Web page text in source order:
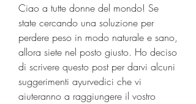
Ciao a tutte donne del mondo! Se
state cercando una soluzione per
perdere peso in modo naturale e sano,
allora siete nel posto giusto. Ho deciso
di scrivere questo post per darvi alcuni
suggerimenti ayurvedici che vi
aiuteranno a raggiungere il vostro